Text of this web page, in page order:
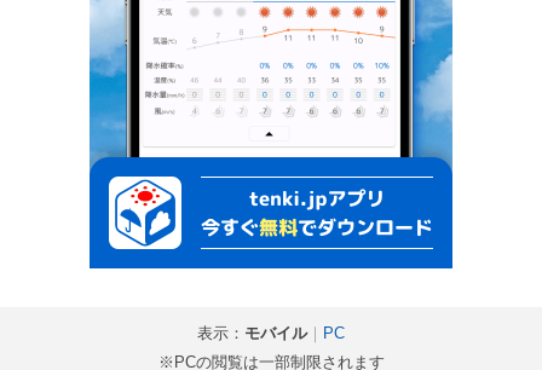
表示： モバイル｜
PC
※PCの閲覧は一部制限されます